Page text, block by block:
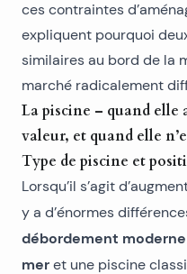
ces contraintes
expliquent pourquoi
similaires au bord de la
marché radicalement
La piscine – quand
valeur, et quand elle
Type de piscine et
Lorsqu’il s’agit
y a d’énormes
débordement
mer et une piscine